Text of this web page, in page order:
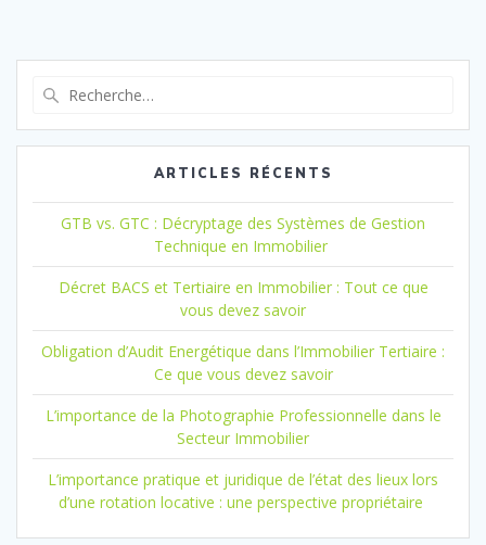
:
ARTICLES RÉCENTS
GTB vs. GTC : Décryptage des Systèmes de Gestion
Technique en Immobilier
Décret BACS et Tertiaire en Immobilier : Tout ce que
vous devez savoir
Obligation d’Audit Energétique dans l’Immobilier Tertiaire :
Ce que vous devez savoir
L’importance de la Photographie Professionnelle dans le
Secteur Immobilier
L’importance pratique et juridique de l’état des lieux lors
d’une rotation locative : une perspective propriétaire